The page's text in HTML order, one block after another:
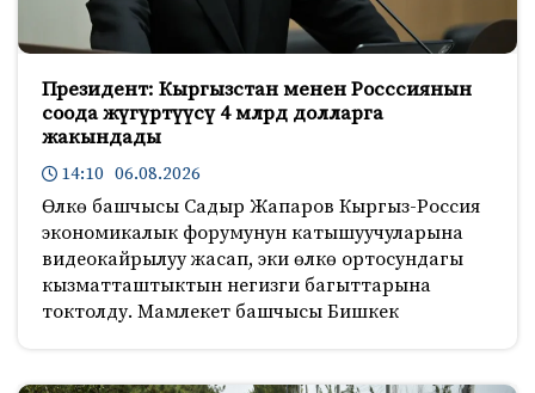
Президент: Кыргызстан менен Росссиянын
соода жүгүртүүсү 4 млрд долларга
жакындады
14:10 06.08.2026
Өлкө башчысы Садыр Жапаров Кыргыз-Россия
экономикалык форумунун катышуучуларына
видеокайрылуу жасап, эки өлкө ортосундагы
кызматташтыктын негизги багыттарына
токтолду. Мамлекет башчысы Бишкек